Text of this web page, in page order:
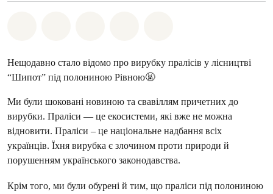
Нещодавно стало відомо про вирубку пралісів у лісництві
“Шипот” під полониною Рівною🤬
Ми були шоковані новиною та свавіллям причетних до
вирубки. Праліси — це екосистеми, які вже не можна
відновити. Праліси – це національне надбання всіх
українців. Їхня вирубка є злочином проти природи й
порушенням українського законодавства.
Крім того, ми були обурені й тим, що праліси під полониною